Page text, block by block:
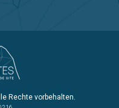
Rechte vorbehalten.